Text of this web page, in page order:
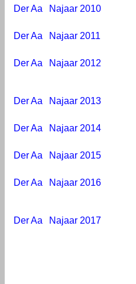
Der Aa Najaar 2010
Der Aa Najaar 2011
Der Aa Najaar 2012
Der Aa Najaar 2013
Der Aa Najaar 2014
Der Aa Najaar 2015
Der Aa Najaar 2016
Der Aa Najaar 2017